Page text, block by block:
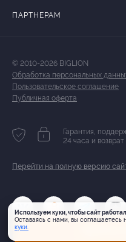
Используем куки, чтобы сайт
Оставаясь с нами, вы соглашаетесь
куки.
ПАРТНЕРАМ
© 2010-2026 BIGLION
Обработка персональных
Пользовательское соглашение
Публичная оферта
Гарантия,
24 часа и
Перейти на полную версию